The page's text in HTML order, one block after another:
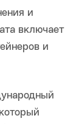
и
включает
и